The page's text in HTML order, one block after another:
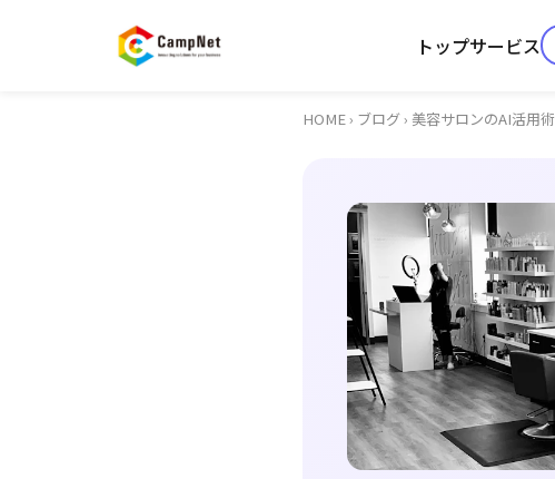
トップサービス
HOME› ブログ› 美容サロンのAI活用術